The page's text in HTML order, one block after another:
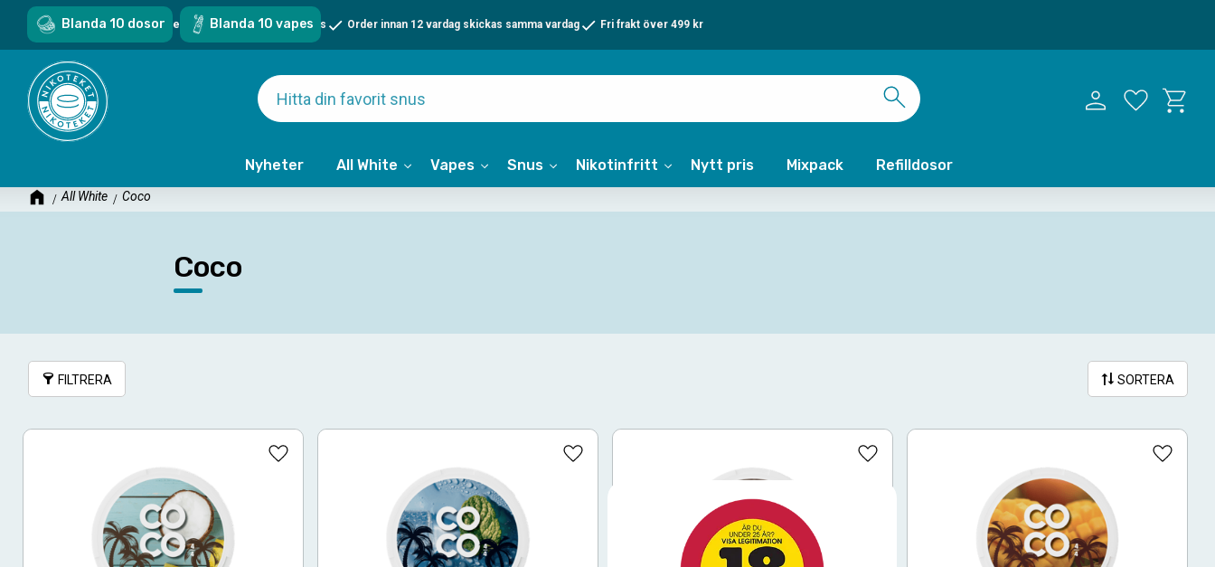
Nyheter All White Vapes Snus Nikotinfritt Nytt pris Mixpack Refilldosor
Favoriter
Blanda 10 dosor Blanda 10 vapes
Sveriges största sortiment - över 1000 snus & vapes Order innan 12 vardag skickas samma vardag Fri frakt över 499 kr
All White Coco
Coco
FILTRERA SORTERA
Lägg till i favoriter Lägg till i favoriter Lägg till i favoriter Lägg